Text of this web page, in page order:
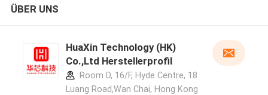
ÜBER UNS
HuaXin Technology (HK)
Co.,Ltd Herstellerprofil
Room D, 16/F, Hyde Centre, 18
Luang Road,Wan Chai, Hong Kong